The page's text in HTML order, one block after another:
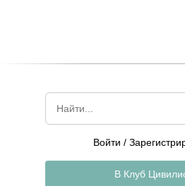
Войти /
В Клуб